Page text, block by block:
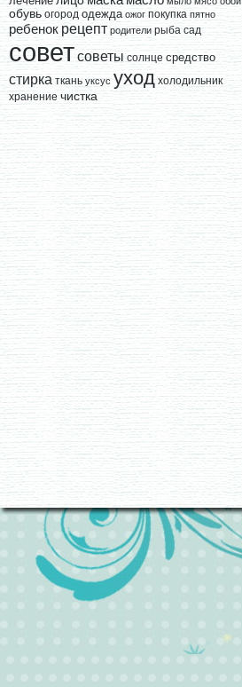
обувь огород одежда ожог покупка пятно
ребенок рецепт родители рыба сад
советсоветы солнце средство
стирка ткань уксус уход холодильник
хранение чистка